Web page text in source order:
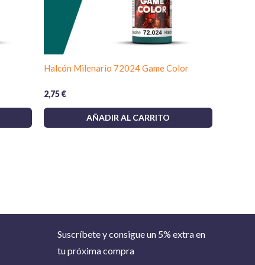
Halcón Milenario 72024 Game Color
2,75€
AÑADIR AL CARRITO
Suscríbete y consigue un 5% extra en
tu próxima compra